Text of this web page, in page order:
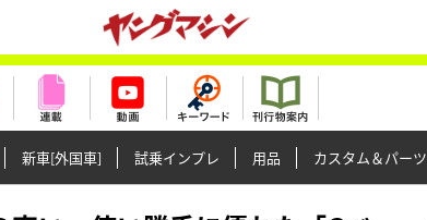
新車[外国車] 試乗インプレ 用品 カスタム＆パーツ